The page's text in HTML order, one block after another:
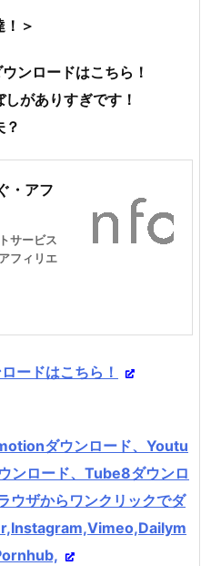
！＞
ロードはこちら！
がありすぎです！
・アフ
サービス
フィリエ
ドはこちら！
ダウンロード、Youtu
ンロード、Tube8ダウンロ
ウザからワンクリックでダ